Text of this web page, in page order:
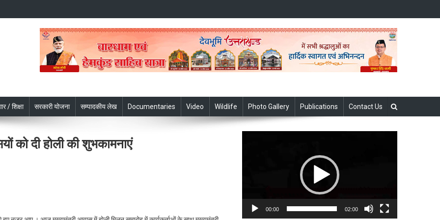
/ शिक्षा सरकारी योजना सम्पादकीय लेख Documentaries Video Wildlife Photo Gallery Publications Contact Us
को दी होली की शुभकामनाएं
00:00 02:00